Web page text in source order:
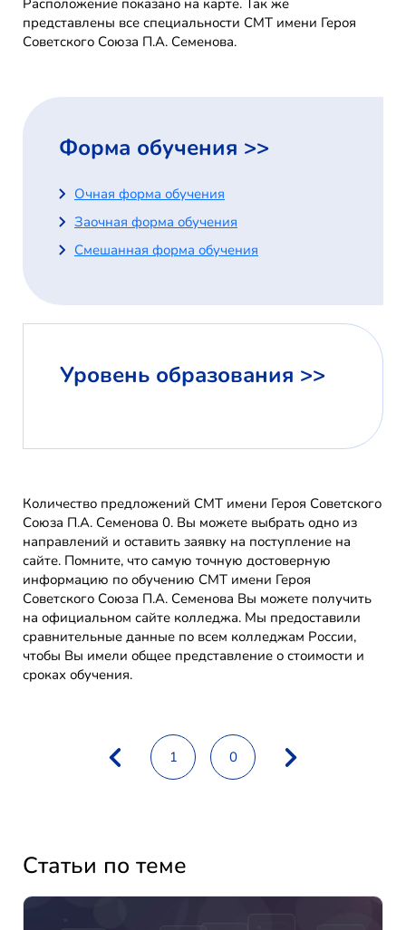
Расположение показано на карте. Так же
представлены все специальности СМТ имени Героя
Советского Союза П.А. Семенова.
Форма обучения >>
Очная форма обучения
Заочная форма обучения
Смешанная форма обучения
Уровень образования >>
Количество предложений СМТ имени Героя Советского
Союза П.А. Семенова 0. Вы можете выбрать одно из
направлений и оставить заявку на поступление на
сайте. Помните, что самую точную достоверную
информацию по обучению СМТ имени Героя
Советского Союза П.А. Семенова Вы можете получить
на официальном сайте колледжа. Мы предоставили
сравнительные данные по всем колледжам России,
чтобы Вы имели общее представление о стоимости и
сроках обучения.
1 0
Статьи по теме